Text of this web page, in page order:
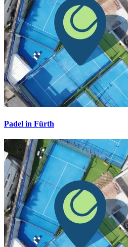
Padel in Fürth